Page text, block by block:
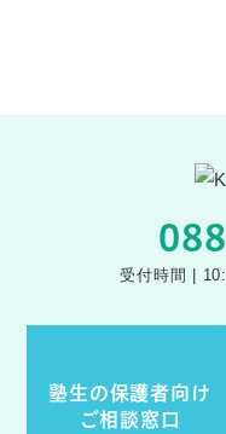
受付時間 |
塾生の保護者向け
ご相談窓口